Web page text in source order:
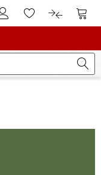
Vers le compte client
Vers la liste
Vers le